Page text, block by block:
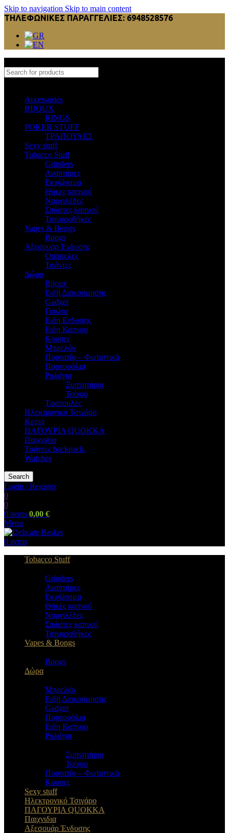
Skip to navigation Skip to main content
ΤΗΛΕΦΩΝΙΚΕΣ ΠΑΡΑΓΓΕΛΙΕΣ: 6948528576
Accessories
BIJOUX
RINGS
POKER STUFF
ΤΡΑΠΟΥΛΕΣ
Sexy stuff
Tobacco Stuff
Grinders
Αναπτήρες
Εκχύλισμα
Θήκες καπνού
Ναργιλέδες
Σπάστες καπνού
Τσιγαροθήκες
Vapes & Bongs
Bongs
Αξεσουάρ Ένδυσης
Oμπρελες
Τσάντες
Δώρα
Bijoux
Eιδη Διακοσμησης
Gadget
Γυαλια
Ειδη Ενδυσης
Ειδη Καπνου
Κουπες
Μπρελόκ
Πορτατίφ – Φωτιστικά
Πορτοφόλια
Ρολόγια
Ξυπνητήρια
Τοίχου
Τραπουλες
Ηλεκτρονικό Τσιγάρο
Κερια
ΠΑΓΟΥΡΙΑ QUOKKA
Παιχνιδια
Τσάντες backpack.
Watches
Search
Login / Register
0
0
0 items 0,00 €
Menu
0 items
Tobacco Stuff
Grinders
Αναπτήρες
Εκχύλισμα
Θήκες καπνού
Ναργιλέδες
Σπάστες καπνού
Τσιγαροθήκες
Vapes & Bongs
Bongs
Δώρα
Μπρελόκ
Eιδη Διακοσμησης
Gadget
Πορτοφόλια
Ειδη Καπνου
Ρολόγια
Ξυπνητήρια
Τοίχου
Πορτατίφ – Φωτιστικά
Κουπες
Sexy stuff
Ηλεκτρονικό Τσιγάρο
ΠΑΓΟΥΡΙΑ QUOKKA
Παιχνιδια
Αξεσουάρ Ένδυσης